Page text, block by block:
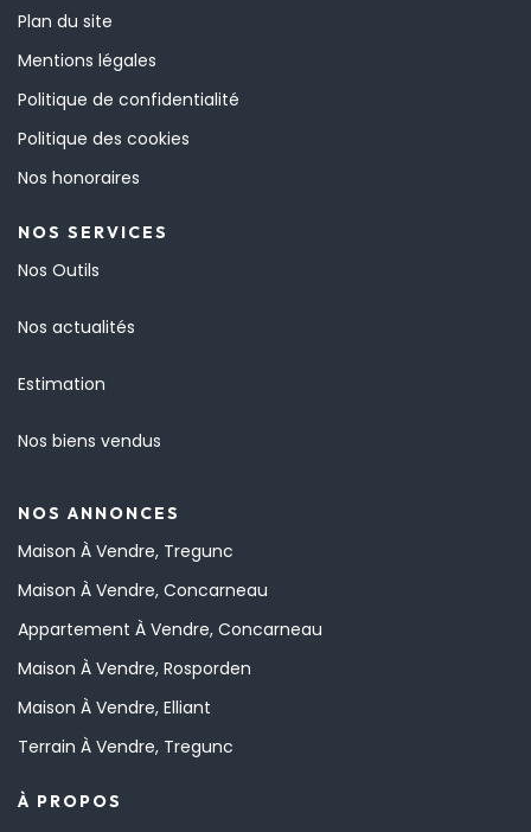
Plan du site
Mentions légales
Politique de confidentialité
Politique des cookies
Nos honoraires
NOS SERVICES
Nos Outils
Nos actualités
Estimation
Nos biens vendus
NOS ANNONCES
Maison À Vendre, Tregunc
Maison À Vendre, Concarneau
Appartement À Vendre, Concarneau
Maison À Vendre, Rosporden
Maison À Vendre, Elliant
Terrain À Vendre, Tregunc
À PROPOS